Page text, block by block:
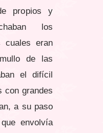
propios y
los
cuales eran
de las
el difícil
con grandes
a su paso
envolvía